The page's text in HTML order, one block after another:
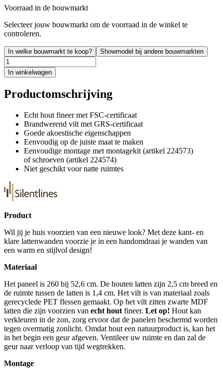
Voorraad in de bouwmarkt
Selecteer jouw bouwmarkt om de voorraad in de winkel te
controleren.
In welke bouwmarkt te koop? Showmodel bij andere bouwmarkten
In winkelwagen
Productomschrijving
Echt hout fineer met FSC-certificaat
Brandwerend vilt met GRS-certificaat
Goede akoestische eigenschappen
Eenvoudig op de juiste maat te maken
Eenvoudige montage met montagekit (artikel 224573)
of schroeven (artikel 224574)
Niet geschikt voor natte ruimtes
Product
Wil jij je huis voorzien van een nieuwe look? Met deze kant- en
klare lattenwanden voorzie je in een handomdraai je wanden van
een warm en stijlvol design!
Materiaal
Het paneel is 260 bij 52,6 cm. De houten latten zijn 2,5 cm breed en
de ruimte tussen de latten is 1,4 cm. Het vilt is van materiaal zoals
gerecyclede PET flessen gemaakt. Op het vilt zitten zwarte MDF
latten die zijn voorzien van echt hout fineer. Let op! Hout kan
verkleuren in de zon, zorg ervoor dat de panelen beschermd worden
tegen overmatig zonlicht. Omdat hout een natuurproduct is, kan het
in het begin een geur afgeven. Ventileer uw ruimte en dan zal de
geur naar verloop van tijd wegtrekken.
Montage